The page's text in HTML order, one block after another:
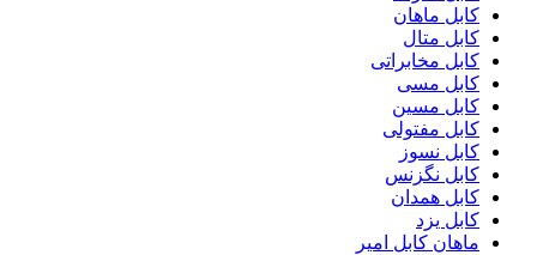
کابل ماهان
کابل متال
کابل مخابراتی
کابل مسی
کابل مسین
کابل مفتولی
کابل نسوز
کابل نگزنس
کابل همدان
کابل یزد
ماهان کابل امیر